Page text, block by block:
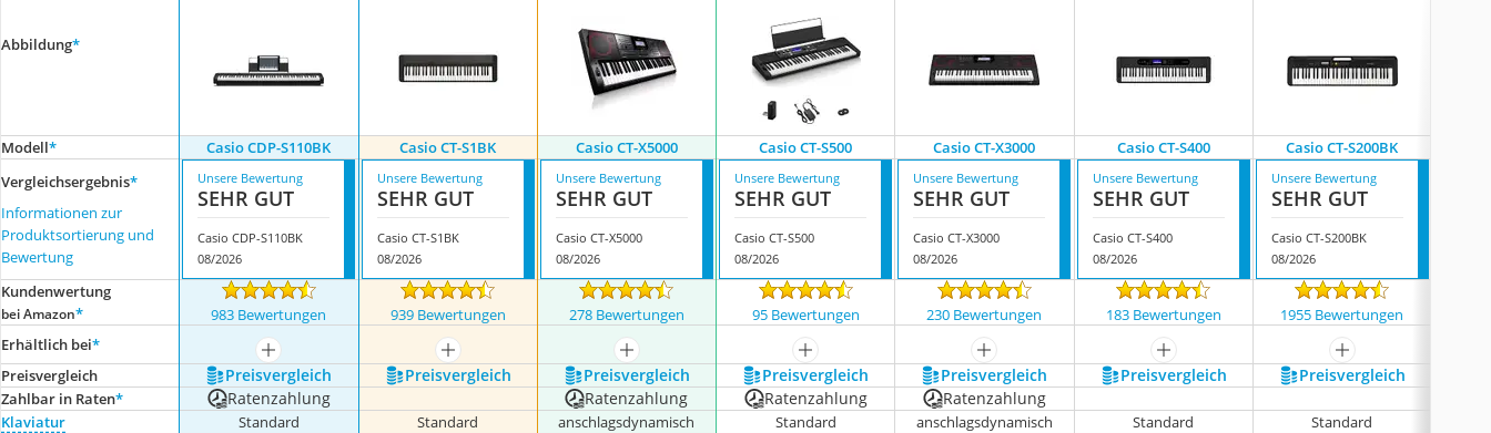
Abbildung*
Modell* Casio CDP-S110BK Casio CT-S1BK Casio CT-X5000 Casio CT-S500 Casio CT-X3000 Casio CT-S400 Casio CT-S200BK
Vergleichsergebnis*
Informationen zur
Produktsortierung und
Bewertung
Unsere Bewertung
SEHR GUT
Casio CDP-S110BK
08/2026
Unsere Bewertung
SEHR GUT
Casio CT-S1BK
08/2026
Unsere Bewertung
SEHR GUT
Casio CT-X5000
08/2026
Unsere Bewertung
SEHR GUT
Casio CT-S500
08/2026
Unsere Bewertung
SEHR GUT
Casio CT-X3000
08/2026
Unsere Bewertung
SEHR GUT
Casio CT-S400
08/2026
Unsere Bewertung
SEHR GUT
Casio CT-S200BK
08/2026
Kundenwertung
bei Amazon* 983 Bewertungen 939 Bewertungen 278 Bewertungen 95 Bewertungen 230 Bewertungen 183 Bewertungen 1955 Bewertungen
Erhältlich bei*
mehr anzeigen mehr anzeigen mehr anzeigen mehr anzeigen mehr anzeigen mehr anzeigen
mehr anzeigen
Preis­vergleich
Preis­vergleich Preis­vergleich Preis­vergleich Preis­vergleich Preis­vergleich Preis­vergleich Preis­vergleich
Zahlbar in Raten* Ratenzahlung Ratenzahlung Ratenzahlung Ratenzahlung
Klaviatur Standard Standard anschlagsdynamisch Standard anschlagsdynamisch Standard Standard